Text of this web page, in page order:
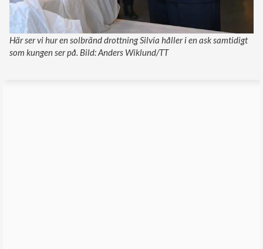
Här ser vi hur en solbränd drottning Silvia håller i en ask samtidigt
som kungen ser på. Bild: Anders Wiklund/TT